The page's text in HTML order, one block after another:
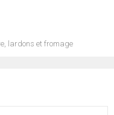
lardons et fromage